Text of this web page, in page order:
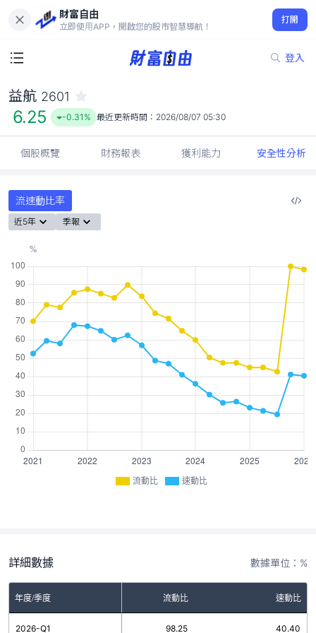
財富自由
立即使用APP，開啟您的股市智慧導航！
打開
登入
6.25
-0.31%
益航 2601
6.25 -0.31% 最近更新時間： 2026/08/07 05:30
個股概覽 財務報表 獲利能力 安全性分析
流速動比率
近5年 季報
流動比 速動比
詳細數據 數據單位：%
年度/季度 流動比 速動比
2026-Q1 98.25 40.40